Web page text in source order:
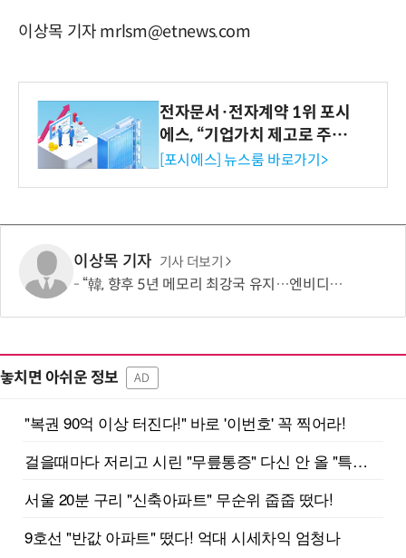
이상목 기자 mrlsm@etnews.com
전자문서·전자계약 1위 포시
에스, “기업가치 제고로 주주
환원 강화” 계획 공시
[포시에스] 뉴스룸 바로가기>
이상목 기자 기사 더보기
“韓, 향후 5년 메모리 최강국 유지…엔비디아, HBM 독주 흔들”
놓치면 아쉬운 정보 AD